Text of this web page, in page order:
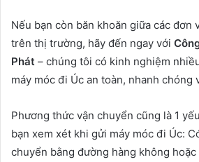
Nếu bạn còn băn khoăn giữa các đơn
trên thị trường, hãy đến ngay với
Phát – chúng tôi có kinh nghiệm
máy móc đi Úc an toàn, nhanh chóng
Phương thức vận chuyển cũng là 1
bạn xem xét khi gửi máy móc đi Úc:
chuyển bằng đường hàng không